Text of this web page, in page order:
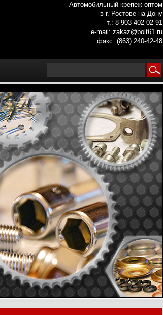
Автомобильный крепеж оптом
в г. Ростове-на-Дону
т.: 8-903-402-02-91
e-mail: zakaz@bolt61.ru
факс: (863) 240-42-48